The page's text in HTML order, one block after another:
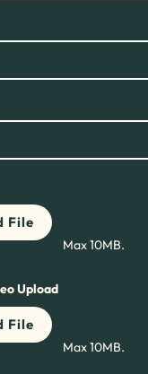
File
Max 10MB.
Upload
File
Max 10MB.